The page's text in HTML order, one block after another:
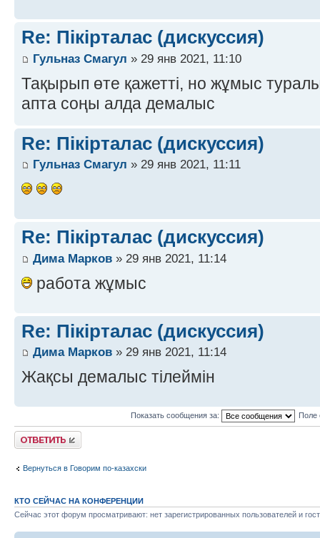
Re: Пікірталас (дискуссия)
Гульназ Смагул » 29 янв 2021, 11:10
Тақырып өте қажетті, но жұмыс
апта соңы алда демалыс
Re: Пікірталас (дискуссия)
Гульназ Смагул » 29 янв 2021, 11:11
Re: Пікірталас (дискуссия)
Дима Марков » 29 янв 2021, 11:14
работа жұмыс
Re: Пікірталас (дискуссия)
Дима Марков » 29 янв 2021, 11:14
Жақсы демалыс тілеймін
Показать сообщения за: Поле
Ответить
Вернуться в Говорим по-казахски
КТО СЕЙЧАС НА КОНФЕРЕНЦИИ
Сейчас этот форум просматривают: нет зарегистрированных пользователей и